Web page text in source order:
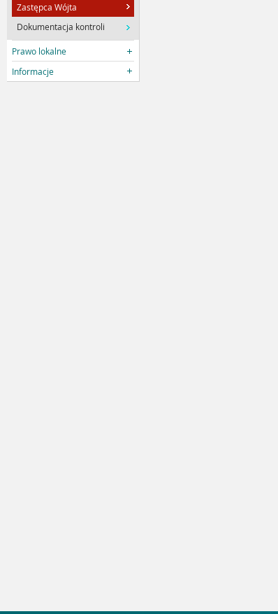
Zastępca Wójta
Dokumentacja kontroli
Prawo lokalne
Informacje